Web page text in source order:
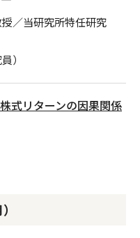
／当研究所特任研究
）
式リターンの因果関係